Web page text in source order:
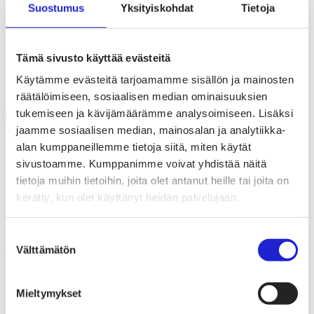
Suostumus Yksityiskohdat Tietoja
Tämä sivusto käyttää evästeitä
Käytämme evästeitä tarjoamamme sisällön ja mainosten
räätälöimiseen, sosiaalisen median ominaisuuksien
tukemiseen ja kävijämäärämme analysoimiseen. Lisäksi
jaamme sosiaalisen median, mainosalan ja analytiikka-
alan kumppaneillemme tietoja siitä, miten käytät
sivustoamme. Kumppanimme voivat yhdistää näitä
tietoja muihin tietoihin, joita olet antanut heille tai joita on
kerätty, kun olet käyttänyt heidän palvelujaan.
valinta
Välttämätön
Mieltymykset
Liiton säännöt
Suomen Tekstiili & Muoti 120 vuotta
Laskutusosoite
Tilastoja Suomen Tekstiili & Muoti ry:stä ja sen
jäsenistä
Tietosuojaseloste
Alan yritykset Suomessa – tutustu jäseniimme
Uutishuone
Messuterveiset Frankfurtista – Techtextil, Texprocess ja
Heimtextil samassa paketissa
Messuterveiset Frankfurtista – Techtextil,
Texprocess ja Heimtextil samassa